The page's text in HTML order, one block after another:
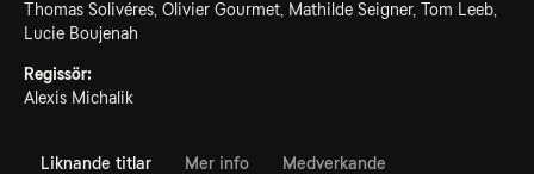
Thomas Solivéres, Olivier Gourmet, Mathilde Seigner, Tom Leeb,
Lucie Boujenah
Regissör:
Alexis Michalik
Liknande titlar Mer info Medverkande